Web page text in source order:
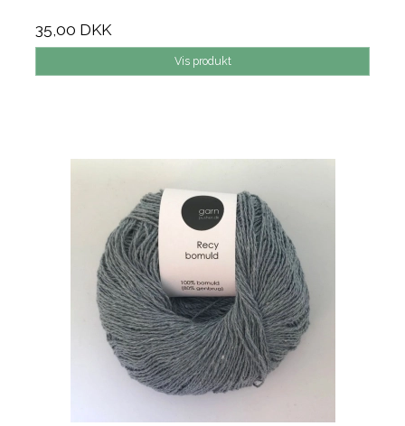
35,00 DKK
Vis produkt